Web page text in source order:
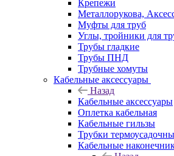
Крепежи
Металлорукова,
Муфты для труб
Углы, тройники для
Трубы гладкие
Трубы ПНД
Трубные хомуты
Кабельные аксессуары
Назад
Кабельные аксессуары
Оплетка кабельная
Кабельные гильзы
Трубки
Кабельные